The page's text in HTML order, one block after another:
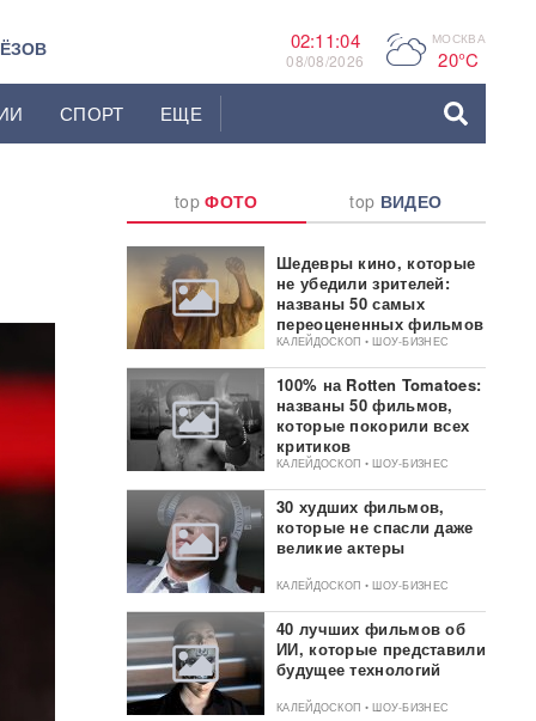
02:11:06
08/08/2026 P МОСКВА
20°C
СПОРТ ЕЩЕ
topФОТО top ВИДЕО
Шедевры кино, которые
не убедили зрителей:
названы 50 самых
переоцененных фильмов
КАЛЕЙДОСКОП • ШОУ-БИЗНЕС
100% на Rotten Tomatoes:
названы 50 фильмов,
которые покорили всех
критиков
КАЛЕЙДОСКОП • ШОУ-БИЗНЕС
30 худших фильмов,
которые не спасли даже
великие актеры
КАЛЕЙДОСКОП • ШОУ-БИЗНЕС
40 лучших фильмов об
ИИ, которые представили
будущее технологий
КАЛЕЙДОСКОП • ШОУ-БИЗНЕС